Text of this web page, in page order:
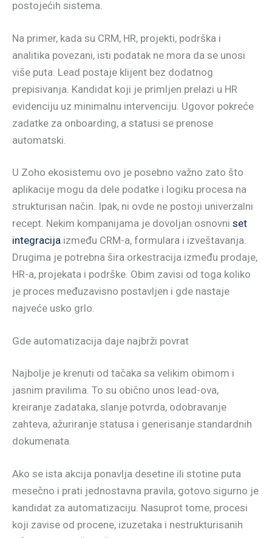
postojećih sistema.
Na primer, kada su CRM, HR, projekti, podrška i
analitika povezani, isti podatak ne mora da se unosi
više puta. Lead postaje klijent bez dodatnog
prepisivanja. Kandidat koji je primljen prelazi u HR
evidenciju uz minimalnu intervenciju. Ugovor pokreće
zadatke za onboarding, a statusi se prenose
automatski.
U Zoho ekosistemu ovo je posebno važno zato što
aplikacije mogu da dele podatke i logiku procesa na
strukturisan način. Ipak, ni ovde ne postoji univerzalni
recept. Nekim kompanijama je dovoljan osnovni set
integracija između CRM-a, formulara i izveštavanja.
Drugima je potrebna šira orkestracija između prodaje,
HR-a, projekata i podrške. Obim zavisi od toga koliko
je proces međuzavisno postavljen i gde nastaje
najveće usko grlo.
Gde automatizacija daje najbrži povrat
Najbolje je krenuti od tačaka sa velikim obimom i
jasnim pravilima. To su obično unos lead-ova,
kreiranje zadataka, slanje potvrda, odobravanje
zahteva, ažuriranje statusa i generisanje standardnih
dokumenata.
Ako se ista akcija ponavlja desetine ili stotine puta
mesečno i prati jednostavna pravila, gotovo sigurno je
kandidat za automatizaciju. Nasuprot tome, procesi
koji zavise od procene, izuzetaka i nestrukturisanih